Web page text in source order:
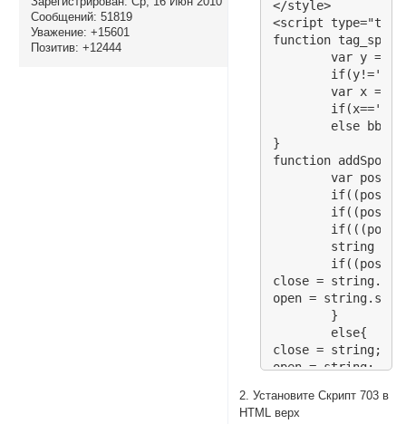
Сообщений: 51819
Уважение: +15601
Позитив: +12444
</style>
<script
function
	var y = prompt("Введите описание закрытой кнопки",'');
	var x = prompt("Введите описание открытой кнопки",'');
}
function
	var pos=0,pos2=0,pos_c=0,pos_l=0,newpos=0,string='',close='',open='';
close =
open =
close = string;
open = string;
	}
	else{
2. Установите Скрипт 703 в
HTML верх